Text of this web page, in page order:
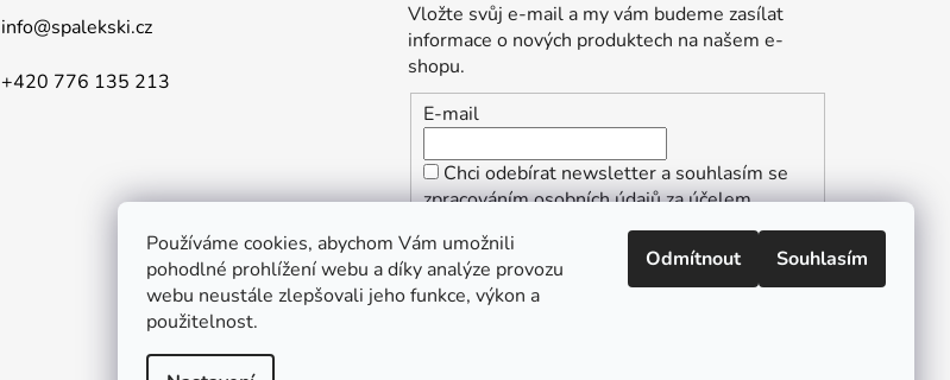
Používáme cookies, abychom Vám umožnili
pohodlné prohlížení webu a díky analýze provozu
webu neustále zlepšovali jeho funkce, výkon a
použitelnost.
Odmítnout Souhlasím
info@spalekski.cz
+420 776 135 213
Vložte svůj e-mail a my vám budeme zasílat
informace o nových produktech na našem e-
shopu.
E-mail
Chci odebírat newsletter a souhlasím se
zpracováním osobních údajů za účelem
zasílání informací o speciálních akcích a
slevách.
PŘIHLÁSIT SE